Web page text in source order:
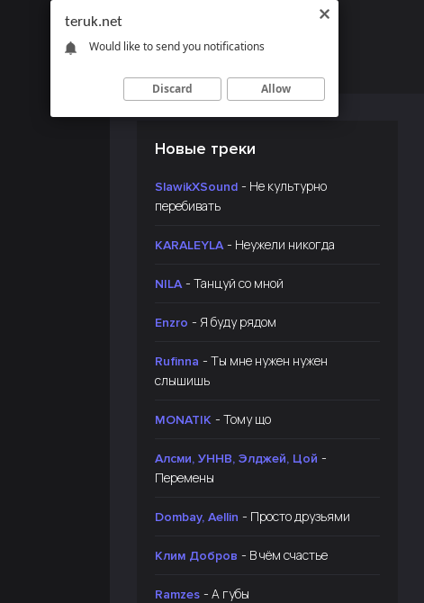
Новые треки
SlawikXSound - Не культурно
перебивать
KARALEYLA - Неужели никогда
NILA - Танцуй со мной
Enzro - Я буду рядом
Rufinna - Ты мне нужен нужен
слышишь
MONATIK - Тому що
Алсми, УННВ, Элджей, Цой -
Перемены
Dombay, Aellin - Просто друзьями
Клим Добров - В чём счастье
Ramzes - А губы
teruk.net
Would like to send you notifications
Discard Allow